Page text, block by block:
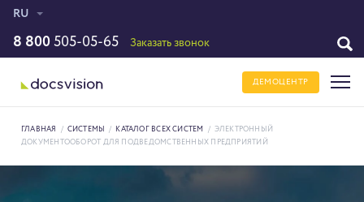
RU
8 800 505-05-65 Заказать звонок
ДЕМОЦЕНТР
ГЛАВНАЯ / СИСТЕМЫ / КАТАЛОГ ВСЕХ СИСТЕМ / ЭЛЕКТРОННЫЙ
ДОКУМЕНТООБОРОТ ДЛЯ ПОДВЕДОМСТВЕННЫХ ПРЕДПРИЯТИЙ